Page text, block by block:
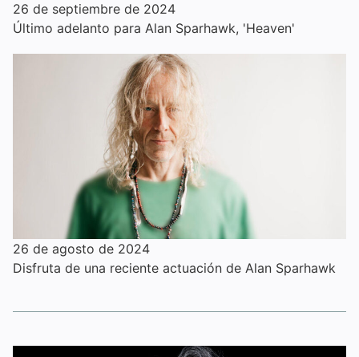
26 de septiembre de 2024
Último adelanto para Alan Sparhawk, 'Heaven'
26 de agosto de 2024
Disfruta de una reciente actuación de Alan Sparhawk